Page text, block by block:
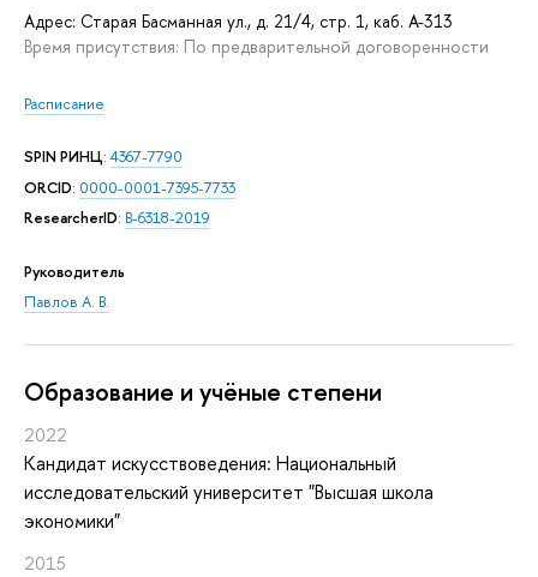
Адрес: Старая Басманная ул., д. 21/4, стр. 1, каб. А-313
Время присутствия: По предварительной договоренности
Расписание
SPIN РИНЦ:4367-7790
ORCID: 0000-0001-7395-7733
ResearcherID: B-6318-2019
Руководитель
Павлов А. В.
Oбразование и учёные степени
2022
Кандидат искусствоведения: Национальный
исследовательский университет "Высшая школа
экономики"
2015